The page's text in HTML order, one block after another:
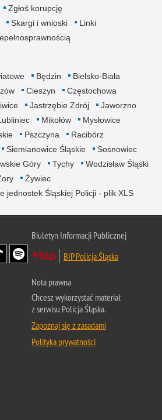
Zgłoś korupcję
Skargi i wnioski
Linki
Będzin
Bielsko-Biała
Cieszyn
Częstochowa
Jastrzębie Zdrój
Jaworzno
Mikołów
Mysłowice
Pszczyna
Racibórz
Siemianowice Śląskie
Sosnowiec
Góry Tychy
Wodzisław Śląski
Żywiec
jednostek Śląskiej Policji - plik XLS
Biuletyn Informacji Publicznej
BIP Policja Śląska
Nota prawna
Chcesz wykorzystać materiał
z serwisu Policja Śląska.
Zapoznaj się z zasadami
Polityka prywatności